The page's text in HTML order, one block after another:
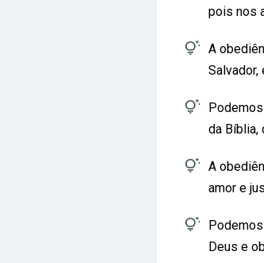
pois nos
 A
Salvador,

da Bíblia,
 A
amor e

Deus e